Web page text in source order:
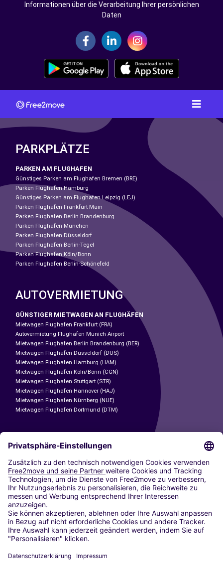
Informationen über die Verarbeitung Ihrer persönlichen
Daten
PARKPLÄTZE
PARKEN AM FLUGHAFEN
Günstiges Parken am Flughafen Bremen (BRE)
Parken Flughafen Hamburg
Günstiges Parken am Flughafen Leipzig (LEJ)
Parken Flughafen Frankfurt Main
Parken Flughafen Berlin Brandenburg
Parken Flughafen München
Parken Flughafen Düsseldorf
Parken Flughafen Berlin-Tegel
Parken Flughafen Köln/Bonn
Parken Flughafen Berlin-Schönefeld
AUTOVERMIETUNG
GÜNSTIGER MIETWAGEN AN FLUGHÄFEN
Mietwagen Flughafen Frankfurt (FRA)
Autovermietung Flughafen Munich Airport
Mietwagen Flughafen Berlin Brandenburg (BER)
Mietwagen Flughafen Düsseldorf (DUS)
Mietwagen Flughafen Hamburg (HAM)
Mietwagen Flughafen Köln/Bonn (CGN)
Mietwagen Flughafen Stuttgart (STR)
Mietwagen Flughafen Hannover (HAJ)
Mietwagen Flughafen Nürnberg (NUE)
Mietwagen Flughafen Dortmund (DTM)
CARSHARING
UNSERE STÄDTE
Paris
Madrid
Washington DC
Mailand
Rom
Turin
Wien
Berlin
Düsseldorf